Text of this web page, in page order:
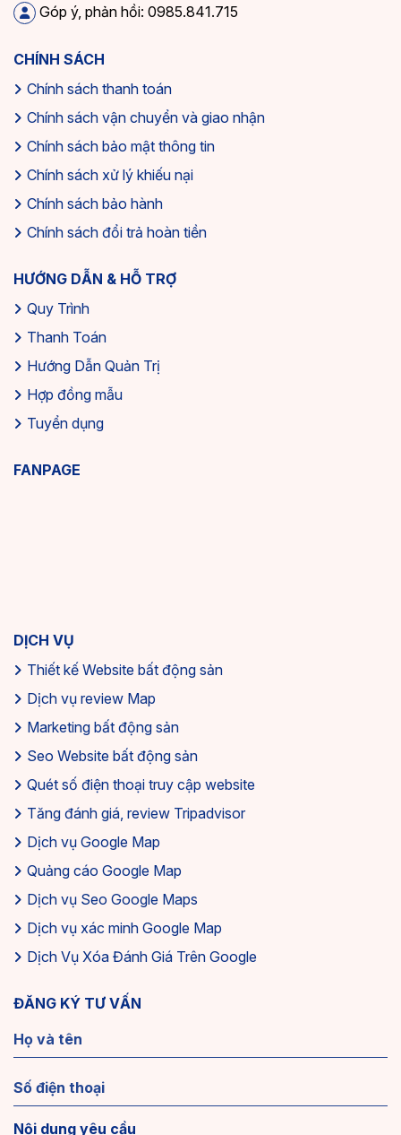
Góp ý, phản hồi: 0985.841.715
CHÍNH SÁCH
Chính sách thanh toán
Chính sách vận chuyển và giao nhận
Chính sách bảo mật thông tin
Chính sách xử lý khiếu nại
Chính sách bảo hành
Chính sách đổi trả hoàn tiền
HƯỚNG DẪN & HỖ TRỢ
Quy Trình
Thanh Toán
Hướng Dẫn Quản Trị
Hợp đồng mẫu
Tuyển dụng
FANPAGE
DỊCH VỤ
Thiết kế Website bất động sản
Dịch vụ review Map
Marketing bất động sản
Seo Website bất động sản
Quét số điện thoại truy cập website
Tăng đánh giá, review Tripadvisor
Dịch vụ Google Map
Quảng cáo Google Map
Dịch vụ Seo Google Maps
Dịch vụ xác minh Google Map
Dịch Vụ Xóa Đánh Giá Trên Google
ĐĂNG KÝ TƯ VẤN